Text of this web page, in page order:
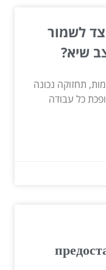
לשמור
שיא?
תחזוקה נכונה
כל עבודה